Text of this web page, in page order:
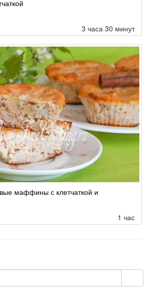
3 часа 30 минут
маффины с клетчаткой и
1 час